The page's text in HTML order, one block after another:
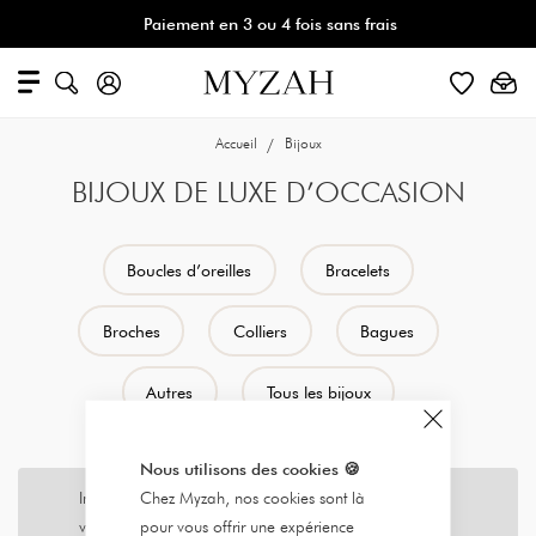
Nous utilisons des cookies 🍪
Chez Myzah, nos cookies sont là
pour vous offrir une expérience
Paiement en 3 ou 4 fois sans frais
Accueil Bijoux
BIJOUX DE LUXE D’OCCASION
Boucles d’oreilles Bracelets
Broches Colliers Bagues
Autres Tous les bijoux
Impossible de trouver des produits correspondants à
votre sélection.